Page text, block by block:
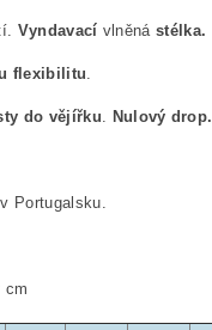
Vyndavací vlněnástélka.
flexibilitu.
do vějířku. Nulový drop.
Portugalsku.
cm